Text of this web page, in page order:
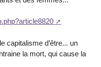
capitalisme d’être... un
la mort, qui cause la